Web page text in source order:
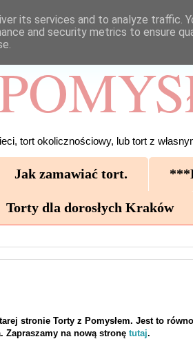
tort okolicznościowy, lub tort z
Jak zamawiać tort.
Torty dla dorosłych Kraków
stronie Torty z Pomysłem. Jest to
Zapraszamy na nową stronę tutaj.
its services and to analyze traffic.
and security metrics to ensure